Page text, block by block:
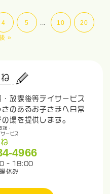
4 5 ... 10 20
»
放課後等デイサービス
のあるお子さまへ日常
場を提供します。
援・
ービス
4966
- 18:00
休み